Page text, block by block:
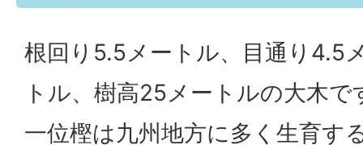
根回り5.5メートル、目通り4.5
トル、樹高25メートルの大木で
一位樫は九州地方に多く生育す